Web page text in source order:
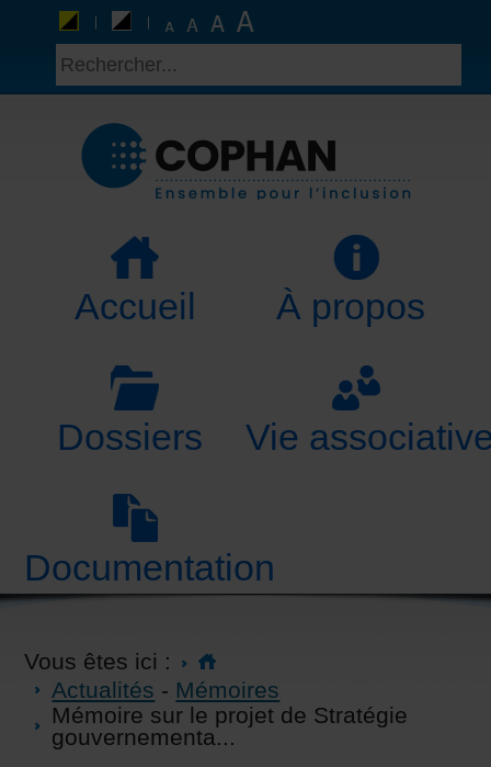
Accueil À propos
Dossiers Vie
Documentation
Vous êtes ici :
Actualités - Mémoires
Mémoire sur le projet de Stratégie
gouvernementa...